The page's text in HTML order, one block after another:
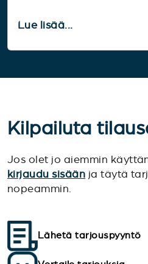
Lue lisää...
Kilpailuta
Jos olet jo aiemmin
kirjaudu sisään ja täytä
nopeammin.
Lähetä tarjouspyyntö